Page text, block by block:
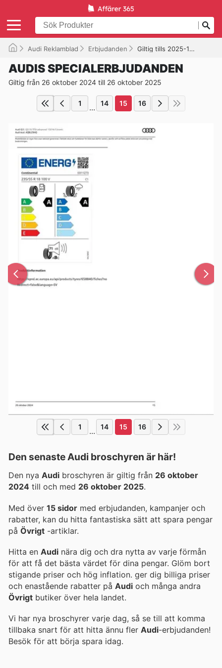
Audi Reklamblad Erbjudanden Giltig tills 2025-10-26
AUDIS SPECIALERBJUDANDEN
Giltig från 26 oktober 2024 till 26 oktober 2025
1 ... 14 15 16
1 ... 14 15 16
Den senaste Audi broschyren är här!
Den nya Audi broschyren är giltig från 26 oktober
2024 till och med 26 oktober 2025.
Med över 15 sidor med erbjudanden, kampanjer och
rabatter, kan du hitta fantastiska sätt att spara pengar
på Övrigt -artiklar.
Hitta en Audi nära dig och dra nytta av varje förmån
för att få det bästa värdet för dina pengar. Glöm bort
stigande priser och hög inflation. ger dig billiga priser
och enastående rabatter på Audi och många andra
Övrigt butiker över hela landet.
Vi har nya broschyrer varje dag, så se till att komma
tillbaka snart för att hitta ännu fler Audi-erbjudanden!
Besök för att börja spara idag.